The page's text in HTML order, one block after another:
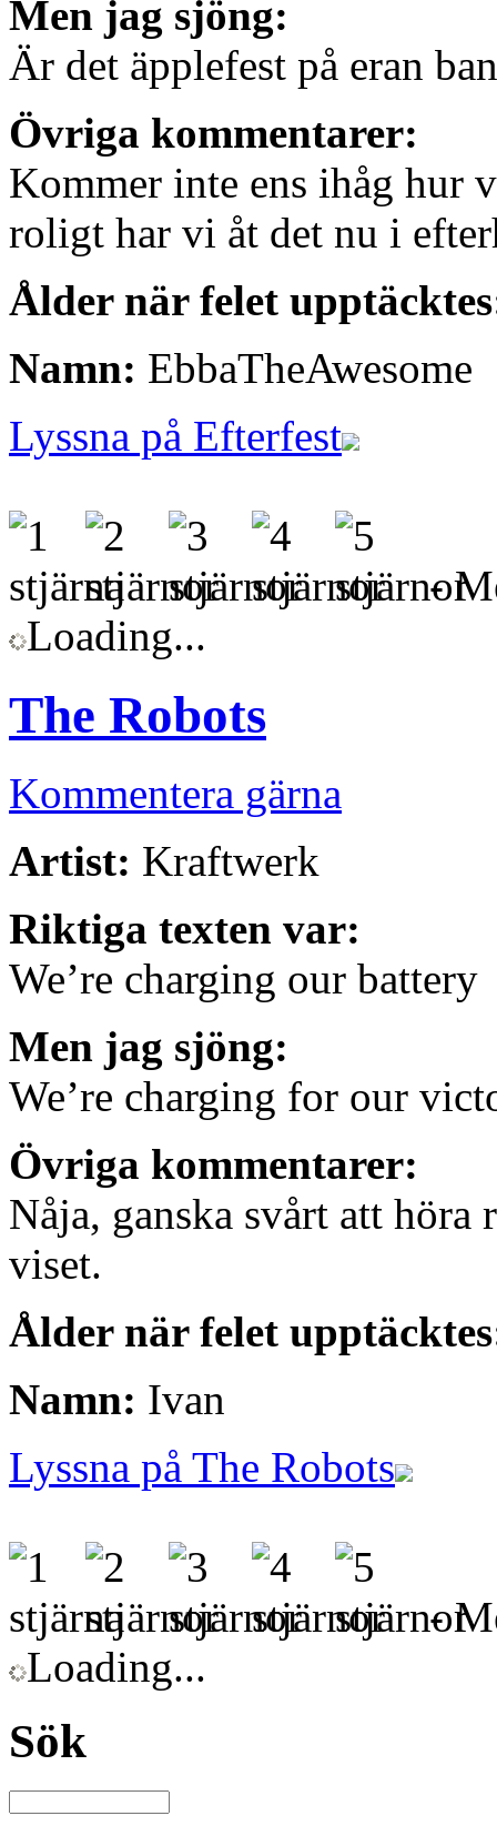
Men jag sjöng:
Är det äpplefest på eran
Övriga kommentarer:
Kommer inte ens ihåg hur
roligt har vi åt det nu i
Ålder när felet
Namn: EbbaTheAwesome
Lyssna på Efterfest
-
Loading...
The Robots
Kommentera gärna
Artist: Kraftwerk
Riktiga texten var:
We’re charging our battery
Men jag sjöng:
We’re charging for our
Övriga kommentarer:
Nåja, ganska svårt att höra
viset.
Ålder när felet
Namn: Ivan
Lyssna på The Robots
-
Loading...
Sök